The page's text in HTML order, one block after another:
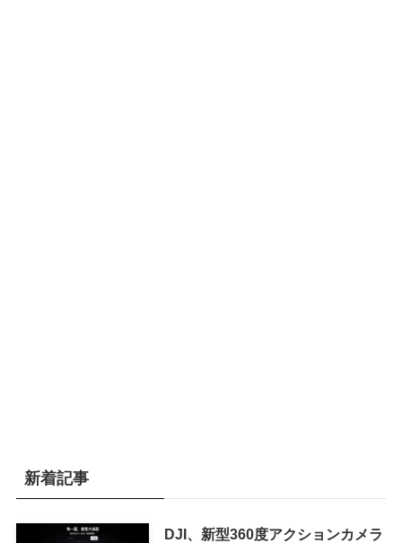
新着記事
DJI、新型360度アクションカメラ